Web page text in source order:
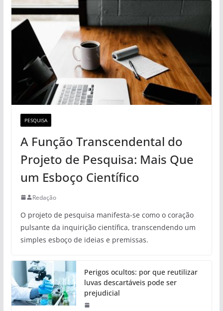
PESQUISA
A Função Transcendental do
Projeto de Pesquisa: Mais Que
um Esboço Científico
Redação
O projeto de pesquisa manifesta-se como o coração
pulsante da inquirição científica, transcendendo um
simples esboço de ideias e premissas.
Perigos ocultos: por que reutilizar
luvas descartáveis pode ser
prejudicial